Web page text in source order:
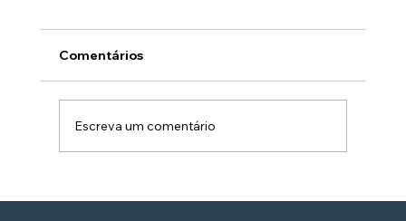
Comentários
Escreva um comentário